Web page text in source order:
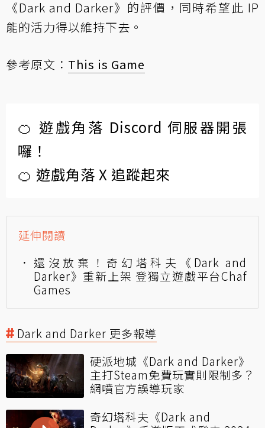
《Dark and Darker》的評價，同時希望此 IP
能的活力得以維持下去。
參考原文： This is Game
🍊 遊戲角落 Discord 伺服器開張
囉！
🍊 遊戲角落 X 追蹤起來
延伸閱讀
還沒放棄！奇幻塔科夫《Dark and
Darker》重新上架 登獨立遊戲平台Chaf
Games
Dark and Darker 更多報導
硬派地城《Dark and Darker》
主打Steam免費玩實則限制多？
網噴官方誤導玩家
奇幻塔科夫《Dark and